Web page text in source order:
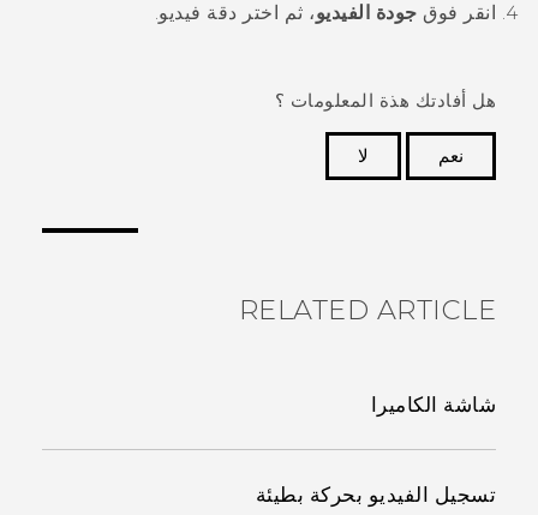
انقر فوق جودة الفيديو، ثم اختر دقة فيديو.
هل أفادتك هذة المعلومات ؟
نعم
لا
RELATED ARTICLE
شاشة الكاميرا
تسجيل الفيديو بحركة بطيئة